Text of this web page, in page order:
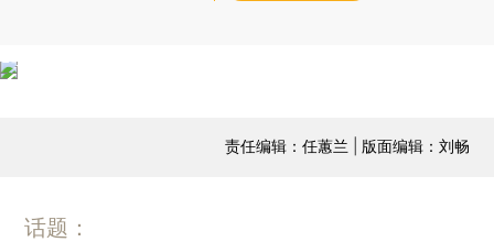
责任编辑：任蕙兰 | 版面编辑：刘畅
话题：